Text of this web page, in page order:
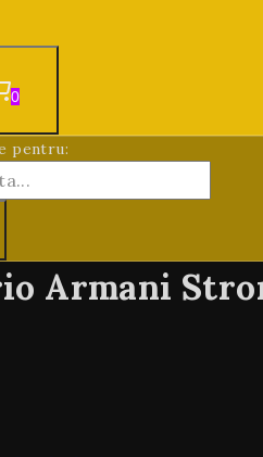
0
pentru:
Armani